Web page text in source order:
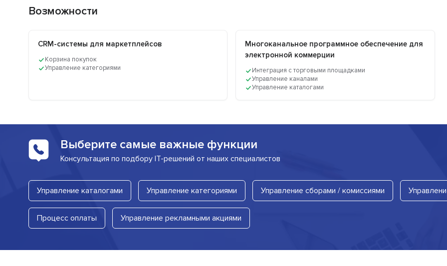
Возможности
CRM-системы для маркетплейсов
Корзина покупок
Управление категориями
Многоканальное программное обеспечение для
электронной коммерции
Интеграция с торговыми площадками
Управление каналами
Управление каталогами
Выберите самые важные функции
Консультация по подбору IT-решений от наших специалистов
Управление каталогами Управление категориями Управление сборами / комиссиями
Процесс оплаты Управление рекламными акциями